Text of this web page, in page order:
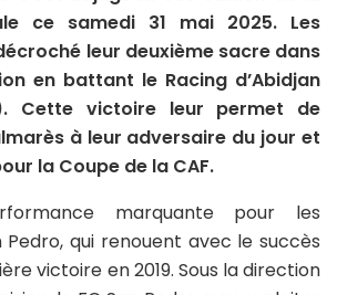
ce samedi 31 mai 2025. Les
leur deuxième sacre dans
en battant le Racing d’Abidjan
Cette victoire leur permet de
à leur adversaire du jour et
la Coupe de la CAF.
marquante pour les
Pedro, qui renouent avec le succès
victoire en 2019. Sous la direction